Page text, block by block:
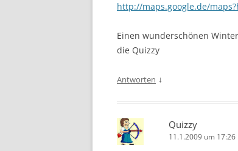
http://maps.google.de/
Einen wunderschönen
die Quizzy
Antworten ↓
Quizzy
11.1.2009 um 17:26